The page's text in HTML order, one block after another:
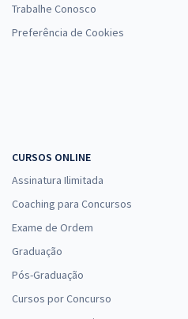
Trabalhe Conosco
Preferência de Cookies
CURSOS ONLINE
Assinatura Ilimitada
Coaching para Concursos
Exame de Ordem
Graduação
Pós-Graduação
Cursos por Concurso